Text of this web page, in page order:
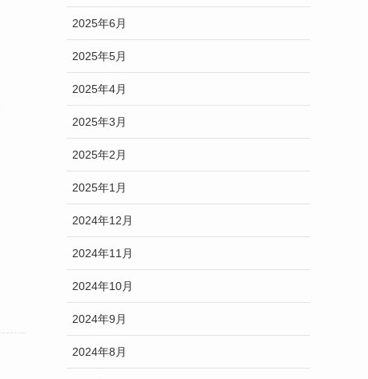
2025年6月
2025年5月
2025年4月
2025年3月
2025年2月
2025年1月
2024年12月
2024年11月
2024年10月
2024年9月
2024年8月